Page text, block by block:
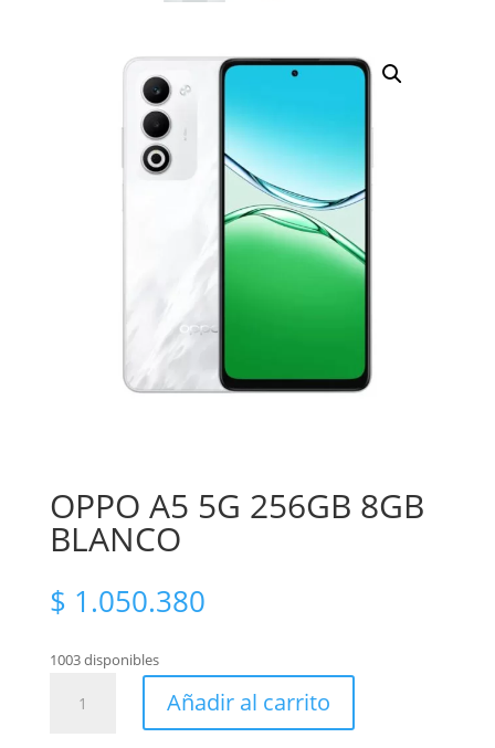
OPPO A5 5G 256GB 8GB
BLANCO
$ 1.050.380
1003 disponibles
Añadir al carrito